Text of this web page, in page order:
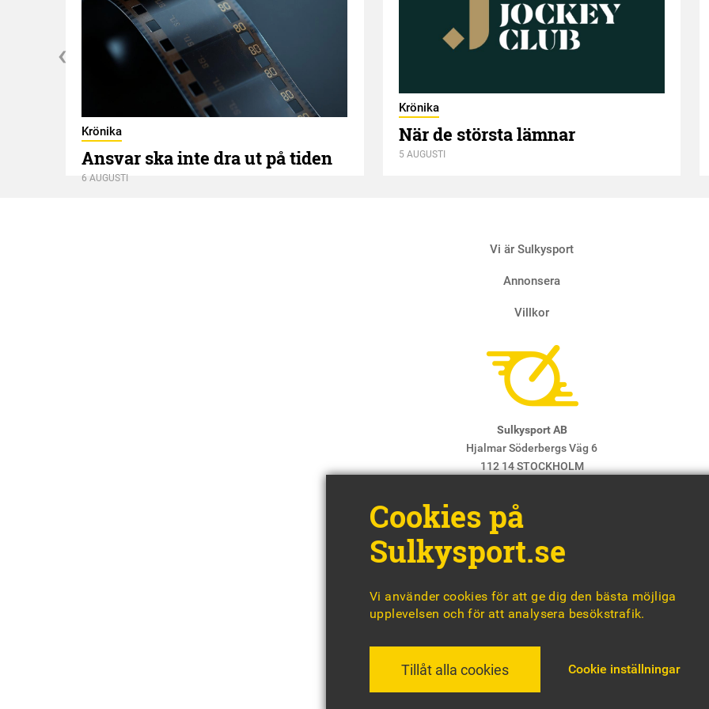
Krönika
Ansvar ska inte dra ut på tiden
6 AUGUSTI
Krönika
När de största lämnar
5 AUGUSTI
Vi är Sulkysport
Annonsera
Villkor
Sulkysport AB
Hjalmar Söderbergs Väg 6
112 14 STOCKHOLM
Chefredaktör & ansvarig utgivare:
Cookies på
Sulkysport.se
Vi använder cookies för att ge dig den bästa möjliga
upplevelsen och för att analysera besökstrafik.
Tillåt alla cookies Cookie inställningar